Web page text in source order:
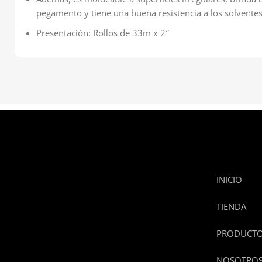
pegamento y tiene una buena resistencia a los
Presentación: Rollos de 33m x 2″
INICIO
TIENDA